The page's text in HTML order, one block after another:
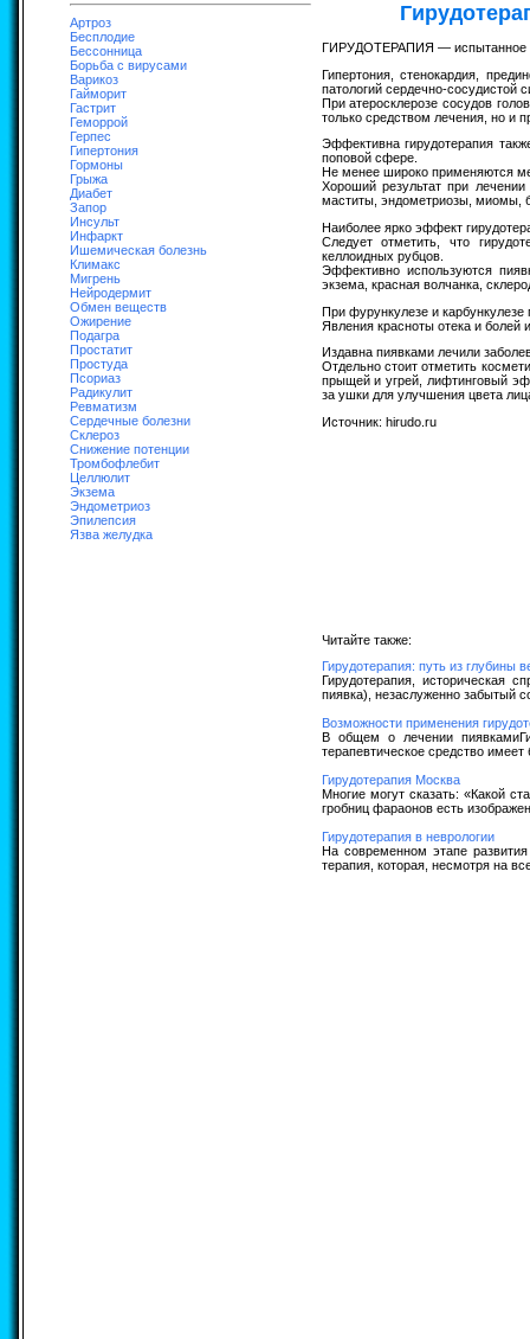
Артроз
Бесплодие
Бессонница
Борьба с вирусами
Варикоз
Гайморит
Гастрит
Геморрой
Герпес
Гипертония
Гормоны
Грыжа
Диабет
Запор
Инсульт
Инфаркт
Ишемическая болезнь
Климакс
Мигрень
Нейродермит
Обмен веществ
Ожирение
Подагра
Простатит
Простуда
Псориаз
Радикулит
Ревматизм
Сердечные болезни
Склероз
Снижение потенции
Тромбофлебит
Целлюлит
Экзема
Эндометриоз
Эпилепсия
Язва желудка
ГИРУДОТЕРАПИЯ — испытанное
Гипертония, стенокардия,
патологий сердечно-сосудистой
При атеросклерозе сосудов
только средством лечения, но и
Эффективна гирудотерапия
поповой сфере.
Не менее широко применяются
Хороший результат при
маститы, эндометриозы, миомы,
Наиболее ярко эффект
Следует отметить, что
келлоидных рубцов.
Эффективно используются
экзема, красная волчанка,
При фурункулезе и
Явления красноты отека и болей
Издавна пиявками лечили
Отдельно стоит отметить
прыщей и угрей, лифтинговый
за ушки для улучшения цвета
Источник: hirudo.ru
Читайте также:
Гирудотерапия: путь из глубины
Гирудотерапия, историческая
пиявка), незаслуженно забытый
Возможности применения
В общем о лечении
терапевтическое средство
Гирудотерапия Москва
Многие могут сказать: «Какой
гробниц фараонов есть
Гирудотерапия в неврологии
На современном этапе
терапия, которая, несмотря на